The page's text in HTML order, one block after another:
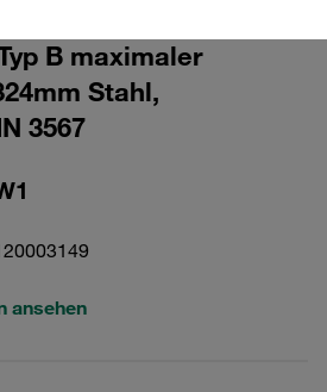
B maximaler
Stahl,
3567
ansehen